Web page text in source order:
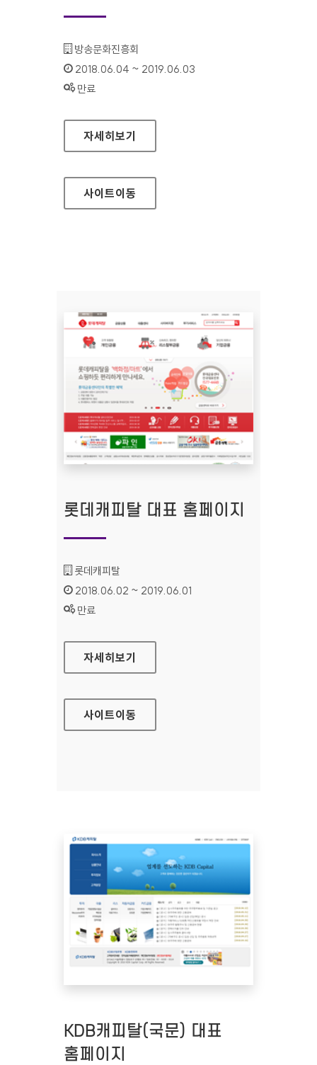
기관명 :
방송문화진흥회
인증기간 :
2018.06.04 ~ 2019.06.03
상태 :
만료
방송문화진흥회 대표 홈페이지
자세히보기
사이트이동
롯데캐피탈 대표 홈페이지
기관명 :
롯데캐피탈
인증기간 :
2018.06.02 ~ 2019.06.01
상태 :
만료
롯데캐피탈 대표 홈페이지
자세히보기
사이트이동
KDB캐피탈(국문) 대표
홈페이지